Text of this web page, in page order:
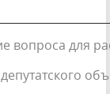
вопроса для
депутатского